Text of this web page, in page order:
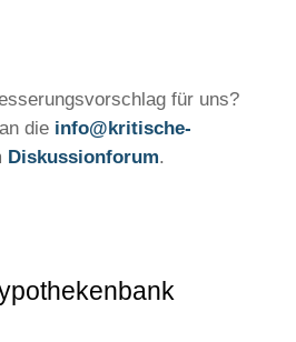
für uns?
die info@kritische-
Diskussionforum.